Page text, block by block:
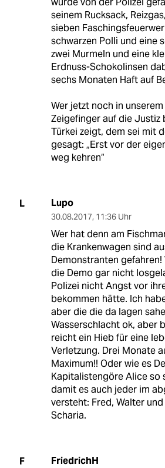
seinem Rucksack,
sieben
schwarzen Polli und eine
zwei Murmeln und eine
Erdnuss-Schokolinsen
sechs Monaten Haft auf
Wer jetzt noch in
Zeigefinger auf die Justiz
Türkei zeigt, dem sei mit
gesagt: „Erst vor der
weg kehren“
L Lupo
30.08.2017, 11:36 Uhr
Wer hat denn am
die Krankenwagen sind
Demonstranten
die Demo gar nicht
Polizei nicht Angst vor
bekommen hätte. Ich
aber die die da lagen
Wasserschlacht ok, aber
reicht ein Hieb für eine
Verletzung. Drei Monate
Maximum!! Oder wie es
Kapitalistengöre Alice so
damit es auch jeder im
versteht: Fred, Walter
Scharia.
F FriedrichH